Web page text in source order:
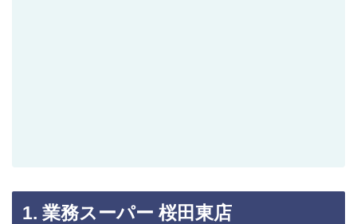
1. 業務スーパー 桜田東店